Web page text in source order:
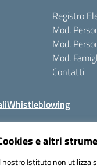
e altri
nostro Istituto non utilizza
Registro
Mod.
Mod.
Mod.
Contatti
Whistleblowing